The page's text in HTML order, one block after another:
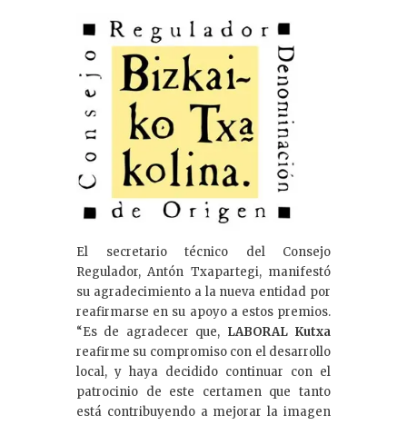
El secretario técnico del Consejo
Regulador, Antón Txapartegi, manifestó
su agradecimiento a la nueva entidad por
reafirmarse en su apoyo a estos premios.
“Es de agradecer que, LABORAL Kutxa
reafirme su compromiso con el desarrollo
local, y haya decidido continuar con el
patrocinio de este certamen que tanto
está contribuyendo a mejorar la imagen